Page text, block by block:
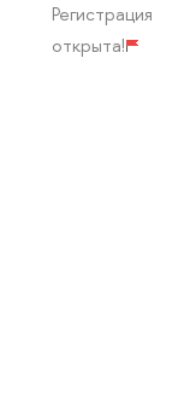
Регистрация
открыта!